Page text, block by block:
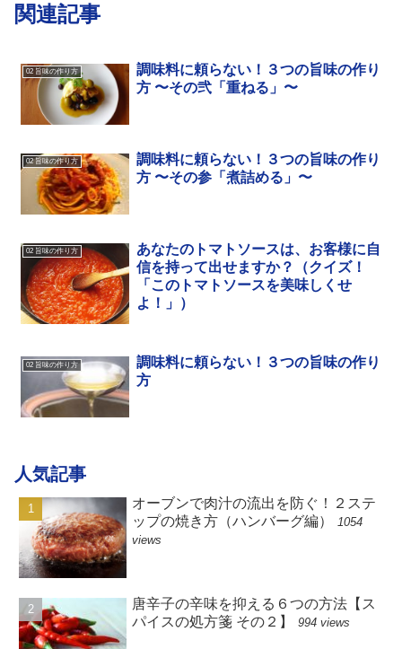
関連記事
02 旨味の作り方
調味料に頼らない！３つの旨味の作り
方 〜その弐「重ねる」〜
02 旨味の作り方
調味料に頼らない！３つの旨味の作り
方 〜その参「煮詰める」〜
02 旨味の作り方
あなたのトマトソースは、お客様に自
信を持って出せますか？（クイズ！
「このトマトソースを美味しくせ
よ！」）
02 旨味の作り方
調味料に頼らない！３つの旨味の作り
方
人気記事
オーブンで肉汁の流出を防ぐ！２ステ
ップの焼き方（ハンバーグ編）
1054
views
唐辛子の辛味を抑える６つの方法【ス
パイスの処方箋 その２】
994 views